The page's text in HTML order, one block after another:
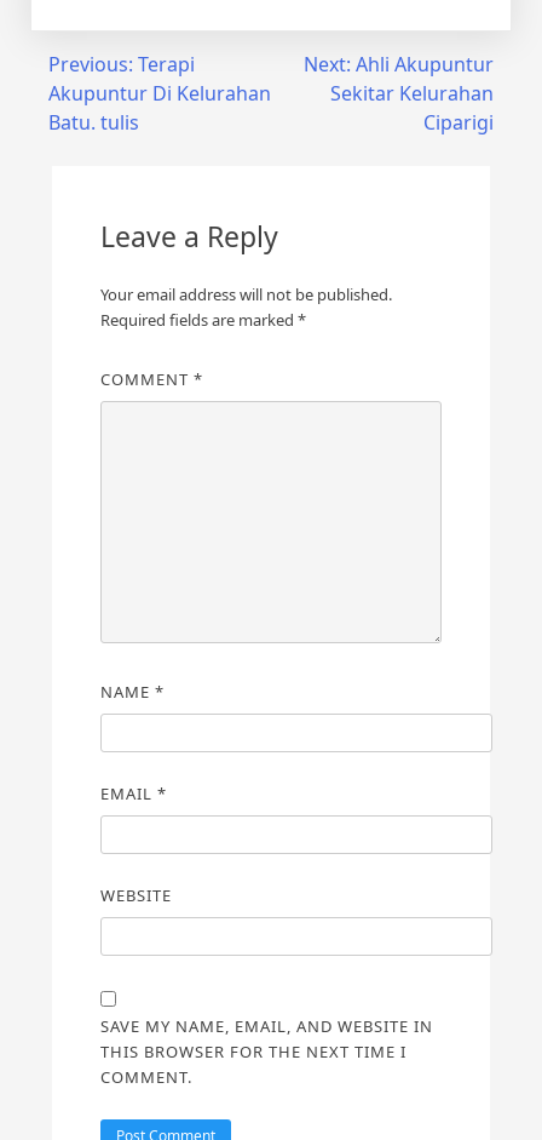
Post
navigation
Previous: Terapi
Akupuntur Di Kelurahan
Batu. tulis
Next: Ahli Akupuntur
Sekitar Kelurahan
Ciparigi
Leave a Reply
Your email address will not be published.
Required fields are marked *
COMMENT *
NAME *
EMAIL *
WEBSITE
SAVE MY NAME, EMAIL, AND WEBSITE IN
THIS BROWSER FOR THE NEXT TIME I
COMMENT.